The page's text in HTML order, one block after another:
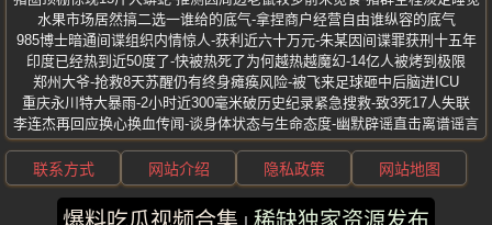
水果市场居然搞二选一谁给的底气-拿捏商户经营自由谁纵容的底气
985博士暗通间谍组织内情惊人-获利近六十万元-朱某因间谍罪获刑十五年
印度已经热到近50度了-快被热死了为何越热越魔幻-14亿人被烤到极限
郑州大爷-抢救8天苏醒仍有终身瘫痪风险-被飞来足球砸中后脑进ICU
重庆永川特大暴雨-2小时近300毫米破历史纪录紧急搜救-致3死17人失联
李连杰再回应换心换血传闻-谈身体状态与生命态度-幽默辟谣直击离谱谣言
联系方式 网站介绍 隐私政策 网站地图